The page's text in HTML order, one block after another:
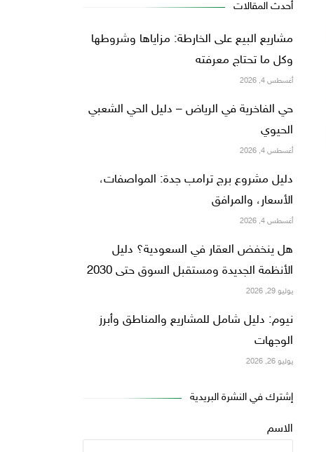
أحدث المقالات
مشاريع البيع على الخارطة: مزاياها وشروطها
وكل ما تحتاج معرفته
أغسطس 4, 2026
حي الفاخرية في الرياض – دليل الحي الشعبي
الحيوي
أغسطس 4, 2026
دليل مشروع برج ترامب جدة: المواصفات،
الأسعار، والمرافق
أغسطس 4, 2026
هل ينخفض العقار في السعودية؟ دليل
الأنظمة الجديدة ومستقبل السوق حتى 2030
يوليو 29, 2026
نيوم: دليل شامل للمشاريع والمناطق وأبرز
الوجهات
يوليو 26, 2026
إشترك في النشرة البريدية
الاسم